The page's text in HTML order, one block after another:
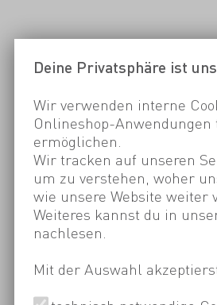
Deine Privatsphäre ist
Wir verwenden interne
Onlineshop-
ermöglichen.
Wir tracken auf unseren
um zu verstehen, woher
wie unsere Website weiter
Weiteres kannst du in
nachlesen.
Mit der Auswahl